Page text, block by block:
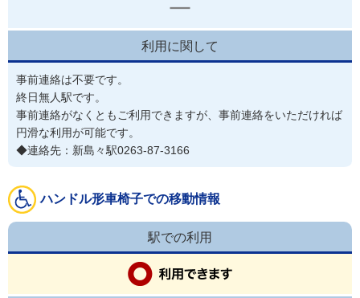
利用に関して
事前連絡は不要です。
終日無人駅です。
事前連絡がなくともご利用できますが、事前連絡をいただければ
円滑な利用が可能です。
◆連絡先：新島々駅0263-87-3166
ハンドル形車椅子での移動情報
駅での利用